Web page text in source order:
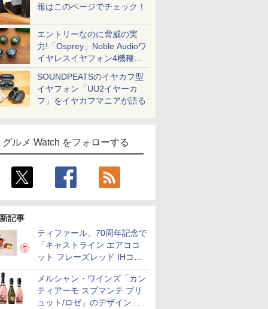
報はこのページでチェック！
エントリーなのに脅威の実
力!「Osprey」Noble Audioワ
イヤレスイヤフォン4機種を
一気に聴く
SOUNDPEATSのイヤカフ型
イヤフォン「UU2イヤーカ
フ」をイヤカフマニアが語る
グルメ Watch をフォローする
記事
ティファール、70周年記念で
「キャストライン エアココ
ット フレーズレッド IHココ
ット鍋 24cm」数量限定発売
メルシャン・ワインズ「カン
ティアーモ スプマンテ ブリ
ュット/ロゼ」のデザインを